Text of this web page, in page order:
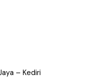
– Kediri